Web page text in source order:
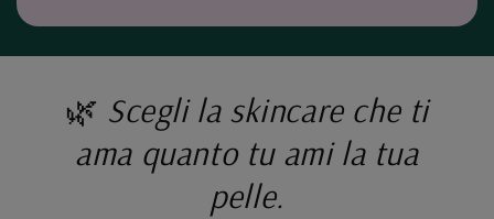
🌿 Scegli la skincare che ti
ama quanto tu ami la tua
pelle.